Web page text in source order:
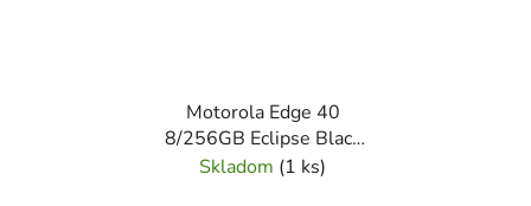
Motorola Edge 40
8/256GB Eclipse Black
Dual SIM - NOVÝ z
Skladom (1 ks)